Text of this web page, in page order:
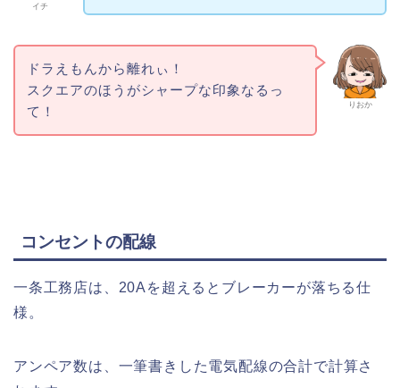
イチ
りおか
ドラえもんから離れぃ！
スクエアのほうがシャープな印象なるっ
て！
コンセントの配線
一条工務店は、20Aを超えるとブレーカーが落ちる仕
様。
アンペア数は、一筆書きした電気配線の合計で計算さ